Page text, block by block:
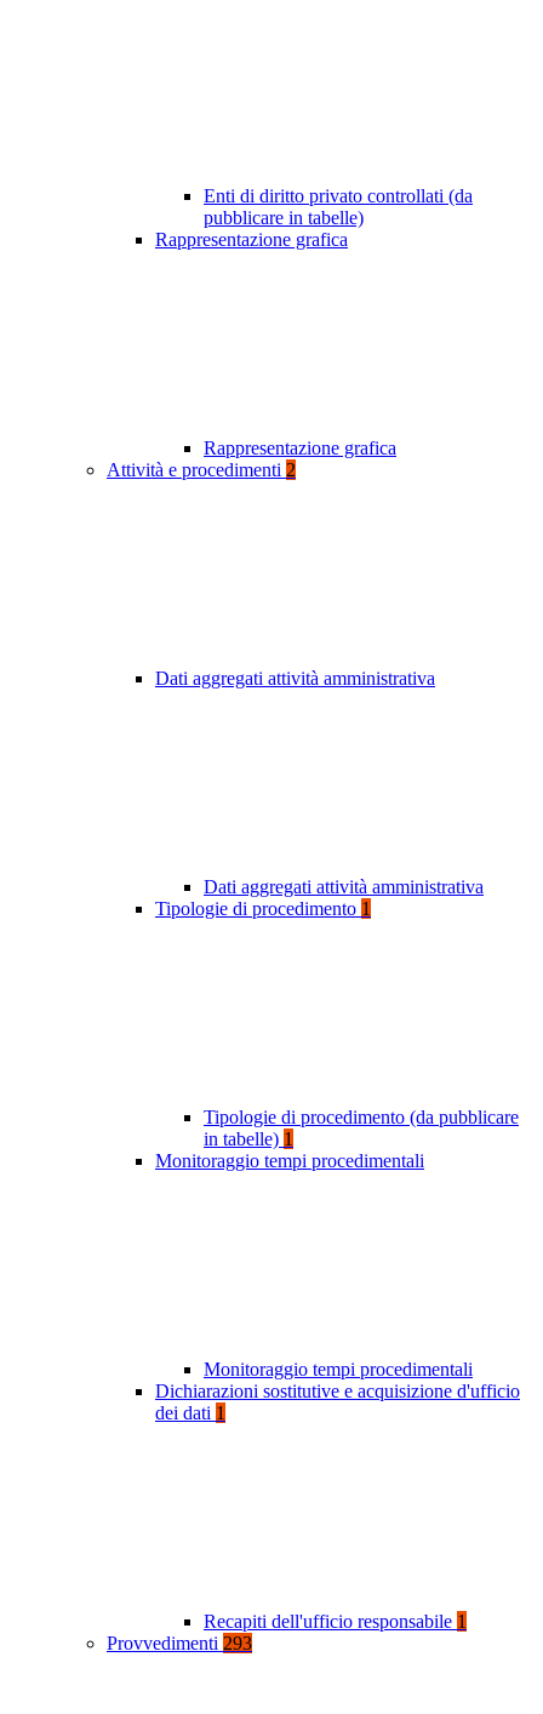
Enti di diritto privato controllati (da
pubblicare in tabelle)
Rappresentazione grafica
Rappresentazione grafica
Attività e procedimenti 2
Dati aggregati attività amministrativa
Dati aggregati attività amministrativa
Tipologie di procedimento 1
Tipologie di procedimento (da pubblicare
in tabelle) 1
Monitoraggio tempi procedimentali
Monitoraggio tempi procedimentali
Dichiarazioni sostitutive e acquisizione d'ufficio
dei dati 1
Recapiti dell'ufficio responsabile 1
Provvedimenti 293